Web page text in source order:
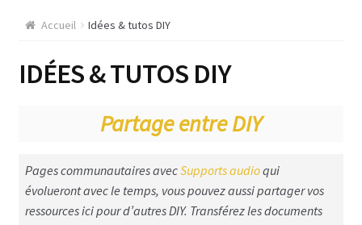
Modules Amplificateurs audio
Coffret vierge
Beyma Haut Parleurs
BMS Speakers
B&C Speakers
Accueil Idées & tutos DIY
IDÉES & TUTOS DIY
Partage entre DIY
Pages communautaires avecSupports audioqui
évolueront avec le temps, vous pouvez aussi partager vos
ressources ici pour d’autres DIY. Transférez les documents